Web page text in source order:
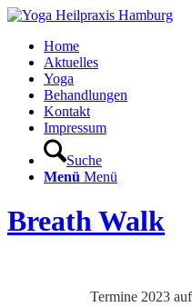
Home
Aktuelles
Yoga
Behandlungen
Kontakt
Impressum
Suche
Menü Menü
Breath Walk
Termine 2023